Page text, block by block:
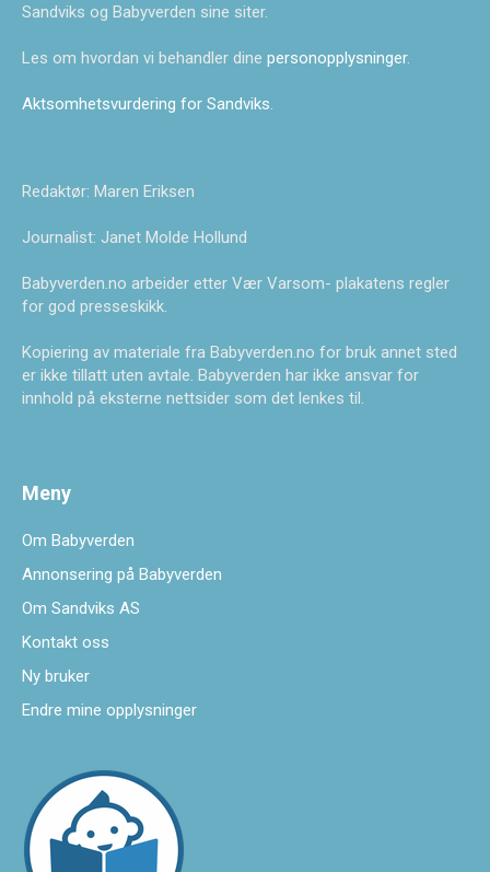
Sandviks og Babyverden sine siter.
Les om hvordan vi behandler dine personopplysninger.
Aktsomhetsvurdering for Sandviks.
Redaktør: Maren Eriksen
Journalist: Janet Molde Hollund
Babyverden.no arbeider etter Vær Varsom- plakatens regler
for god presseskikk.
Kopiering av materiale fra Babyverden.no for bruk annet sted
er ikke tillatt uten avtale. Babyverden har ikke ansvar for
innhold på eksterne nettsider som det lenkes til.
Meny
Om Babyverden
Annonsering på Babyverden
Om Sandviks AS
Kontakt oss
Ny bruker
Endre mine opplysninger